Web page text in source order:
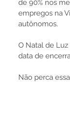
de 90% nos
empregos na
autônomos.
O Natal de
data de
Não perca